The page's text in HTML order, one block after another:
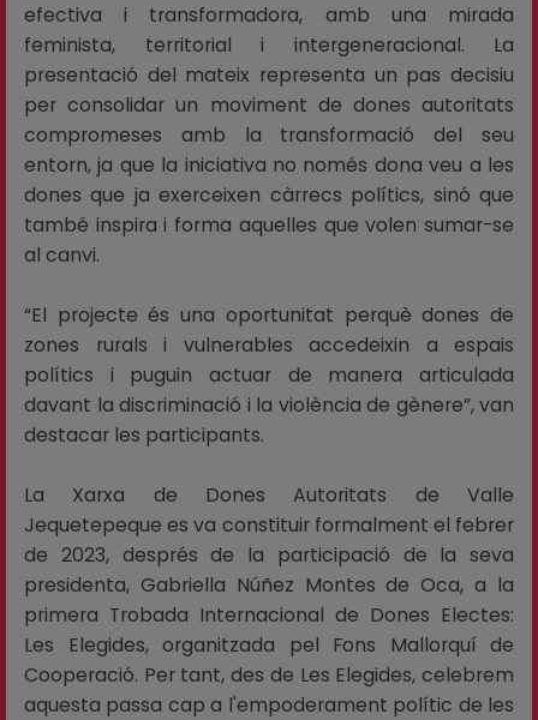
efectiva i transformadora, amb una mirada
feminista, territorial i intergeneracional. La
presentació del mateix representa un pas decisiu
per consolidar un moviment de dones autoritats
compromeses amb la transformació del seu
entorn, ja que la iniciativa no només dona veu a les
dones que ja exerceixen càrrecs polítics, sinó que
també inspira i forma aquelles que volen sumar-se
al canvi.
“El projecte és una oportunitat perquè dones de
zones rurals i vulnerables accedeixin a espais
polítics i puguin actuar de manera articulada
davant la discriminació i la violència de gènere”, van
destacar les participants.
La Xarxa de Dones Autoritats de Valle
Jequetepeque es va constituir formalment el febrer
de 2023, després de la participació de la seva
presidenta, Gabriella Núñez Montes de Oca, a la
primera Trobada Internacional de Dones Electes:
Les Elegides, organitzada pel Fons Mallorquí de
Cooperació. Per tant, des de Les Elegides, celebrem
aquesta passa cap a l'empoderament polític de les